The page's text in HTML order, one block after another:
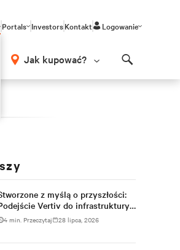
Portals InvestorsKontakt Logowanie
Jak kupować?
z myślą o przyszłości:
Vertiv do infrastruktury
dla środowiska
4 min. Przeczytaj 28 lipca, 2026